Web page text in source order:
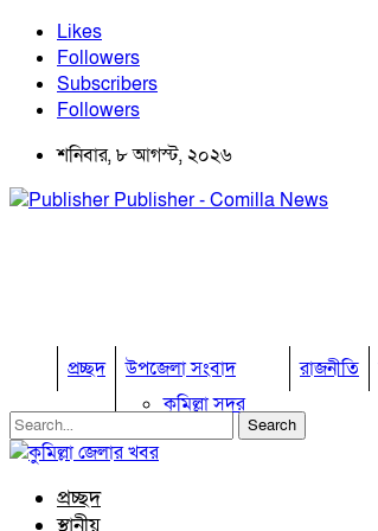
Likes
Followers
Subscribers
Followers
শনিবার, ৮ আগস্ট, ২০২৬
Publisher - Comilla News
প্রচ্ছদ
উপজেলা সংবাদ
কুমিল্লা সদর
কুমিল্লা সদর দক্ষিণ
রাজনীতি
প্রচ্ছদ